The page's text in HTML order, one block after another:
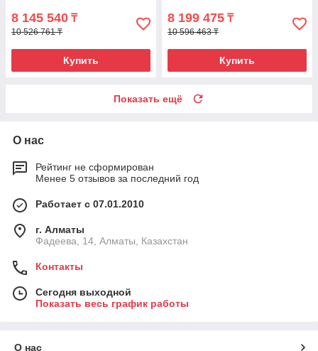
8 145 540 ₸
10 526 761 ₸
Купить
8 199 475 ₸
10 596 463 ₸
Купить
Показать ещё
О нас
Рейтинг не сформирован
Менее 5 отзывов за последний год
Работает с 07.01.2010
г. Алматы
Фадеева, 14, Алматы, Казахстан
Контакты
Сегодня выходной
Показать весь график работы
О нас